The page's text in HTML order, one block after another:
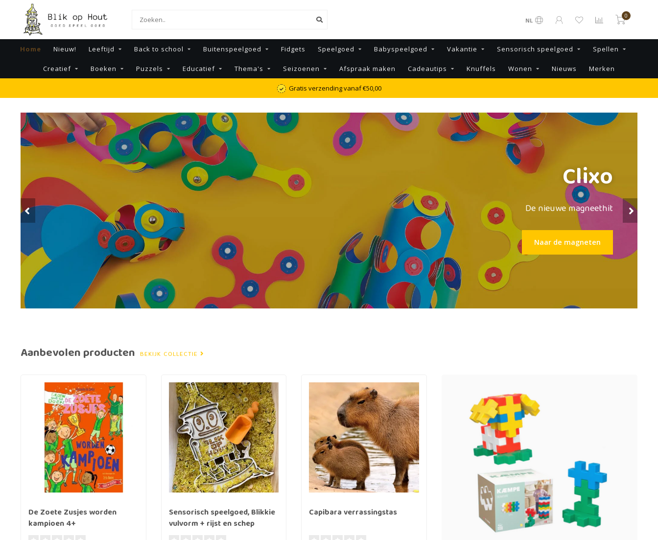
NL
0
Home Nieuw! Leeftijd Back to school Buitenspeelgoed Fidgets Speelgoed Babyspeelgoed Vakantie Sensorisch speelgoed Spellen
Creatief Boeken Puzzels Educatief Thema's Seizoenen Afspraak maken Cadeautips Knuffels Wonen Nieuws Merken
Uniek assortiment
Clixo
De nieuwe magneethit
Naar de magneten
Aanbevolen producten BEKIJK COLLECTIE
De Zoete Zusjes worden
kampioen 4+
Sensorisch speelgoed, Blikkie
vulvorm + rijst en schep
Capibara verrassingstas